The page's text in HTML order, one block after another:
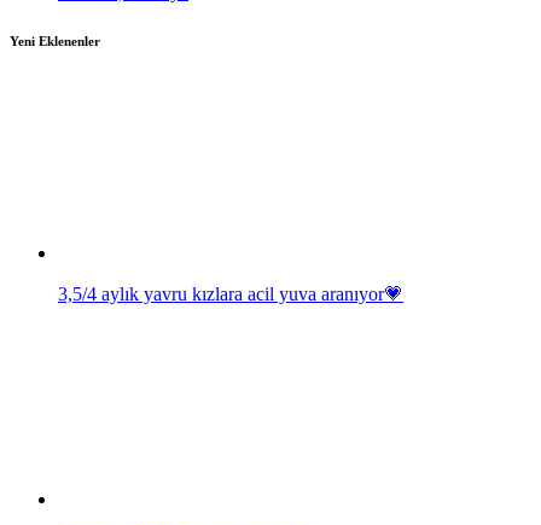
Yeni Eklenenler
3,5/4 aylık yavru kızlara acil yuva aranıyor💗